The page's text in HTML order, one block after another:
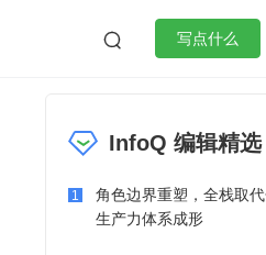
 写点什么
微服务架构 flutter
InfoQ 编辑精选
1
角色边界重塑，全栈取
生产力体系成形